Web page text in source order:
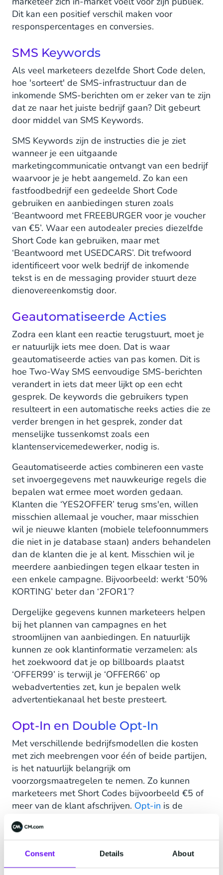
Consent Details About
Dit kan een positief verschil maken voor
responspercentages en conversies.
SMS Keywords
Als veel marketeers dezelfde Short Code delen,
hoe 'sorteert' de SMS-infrastructuur dan de
inkomende SMS-berichten om er zeker van te zijn
dat ze naar het juiste bedrijf gaan? Dit gebeurt
door middel van SMS Keywords.
SMS Keywords zijn de instructies die je ziet
wanneer je een uitgaande
marketingcommunicatie ontvangt van een bedrijf
waarvoor je je hebt aangemeld. Zo kan een
fastfoodbedrijf een gedeelde Short Code
gebruiken en aanbiedingen sturen zoals
‘Beantwoord met FREEBURGER voor je voucher
van €5’. Waar een autodealer precies diezelfde
Short Code kan gebruiken, maar met
‘Beantwoord met USEDCARS’. Dit trefwoord
identificeert voor welk bedrijf de inkomende
tekst is en de messaging provider stuurt deze
dienovereenkomstig door.
Geautomatiseerde Acties
Zodra een klant een reactie terugstuurt, moet je
er natuurlijk iets mee doen. Dat is waar
geautomatiseerde acties van pas komen. Dit is
hoe Two-Way SMS eenvoudige SMS-berichten
verandert in iets dat meer lijkt op een echt
gesprek. De keywords die gebruikers typen
resulteert in een ​​automatische reeks acties die ze
verder brengen in het gesprek, zonder dat
menselijke tussenkomst zoals een
klantenservicemedewerker, nodig is.
Geautomatiseerde acties combineren een vaste
set invoergegevens met nauwkeurige regels die
bepalen wat ermee moet worden gedaan.
Klanten die ‘YES2OFFER’ terug sms'en, willen
misschien allemaal je voucher, maar misschien
wil je nieuwe klanten (mobiele telefoonnummers
die niet in je database staan) anders behandelen
dan de klanten die je al kent. Misschien wil je
meerdere aanbiedingen tegen elkaar testen in
een enkele campagne. Bijvoorbeeld: werkt ‘50%
KORTING’ beter dan ‘2FOR1’?
Dergelijke gegevens kunnen marketeers helpen
bij het plannen van campagnes en het
stroomlijnen van aanbiedingen. En natuurlijk
kunnen ze ook klantinformatie verzamelen: als
het zoekwoord dat je op billboards plaatst
‘OFFER99’ is terwijl je ‘OFFER66’ op
webadvertenties zet, kun je bepalen welk
advertentiekanaal het beste presteert.
Opt-In en Double Opt-In
Met verschillende bedrijfsmodellen die kosten
met zich meebrengen voor één of beide partijen,
is het natuurlijk belangrijk om
voorzorgsmaatregelen te nemen. Zo kunnen
marketeers met Short Codes bijvoorbeeld €5 of
meer van de klant afschrijven. Opt-in is de
methode om te bevestigen dat een klant je
uitgaande SMS-berichten graag ontvangt, vaak
door ‘JA’ of ‘SUB’ te versturen naar een Short
Code.